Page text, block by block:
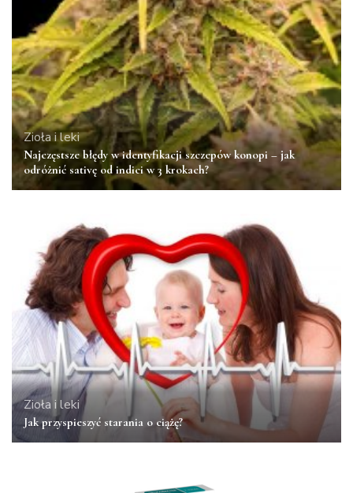
Zioła i leki
Najczęstsze błędy w identyfikacji szczepów konopi – jak
odróżnić sativę od indici w 3 krokach?
Zioła i leki
Jak przyspieszyć starania o ciążę?